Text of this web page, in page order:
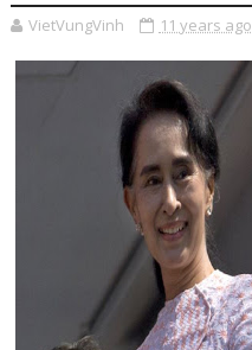
VietVungVinh 11 years ago